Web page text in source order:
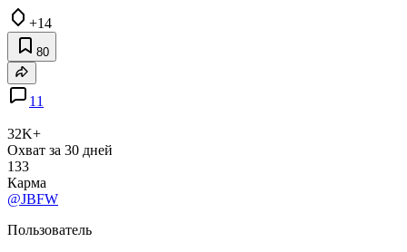
+14
80
11
32K+
Охват за 30 дней
133
Карма
@JBFW
Пользователь